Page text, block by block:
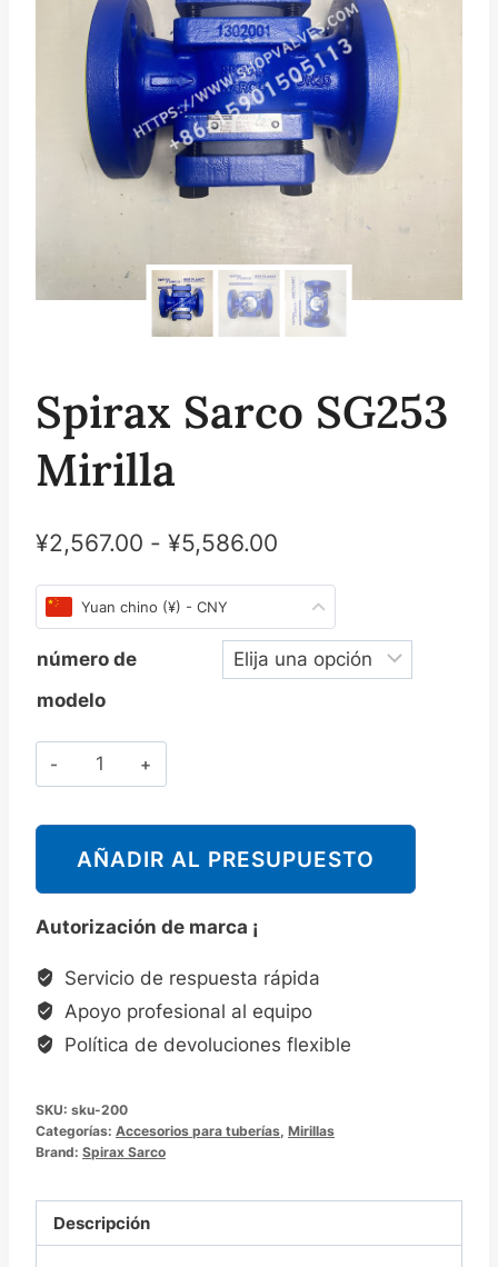
Spirax Sarco SG253
Mirilla
¥2,567.00 - ¥5,586.00
Yuan chino (¥) - CNY
número de
modelo
Cantidad
斯
Sarco
SG253
视
镜
AÑADIR AL PRESUPUESTO
Autorización de marca ¡
Servicio de respuesta rápida
Apoyo profesional al equipo
Política de devoluciones flexible
SKU: sku-200
Categorías: Accesorios para tuberías, Mirillas
Brand: Spirax Sarco
Descripción